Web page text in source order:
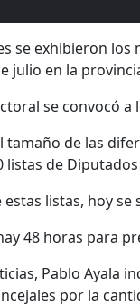
se exhibieron
julio en la
se convocó
tamaño de las
listas de
estas listas, hoy
48 horas para
Pablo Ayala
por la